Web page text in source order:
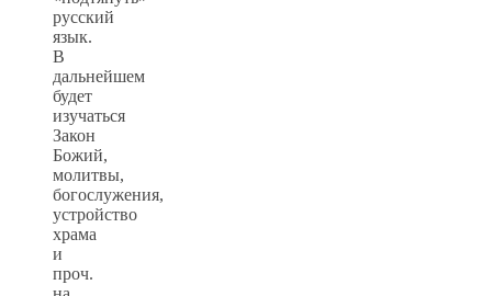
русский
язык.
В
дальнейшем
будет
изучаться
Закон
Божий,
молитвы,
богослужения,
устройство
храма
и
проч.